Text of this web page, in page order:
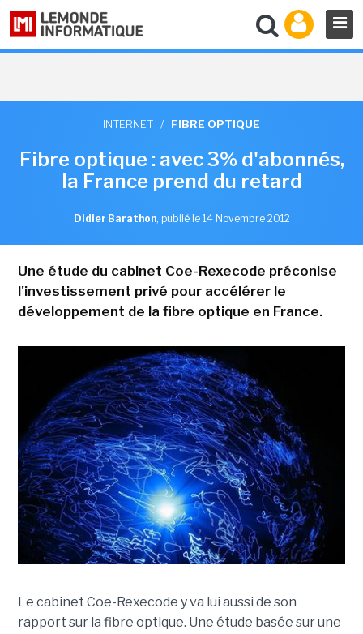
INTERNET / FIBRE OPTIQUE
Fibre optique : avec 3% d'abonnés,
la France prend du retard
Didier Barathon, publié le 14 Novembre 2012
Une étude du cabinet Coe-Rexecode préconise
l'investissement privé pour accélérer le
développement de la fibre optique en France.
Le cabinet Coe-Rexecode y va lui aussi de son
rapport sur la fibre optique. Une étude basée sur une